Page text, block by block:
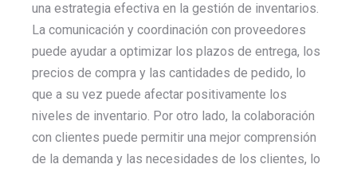
una estrategia efectiva en la gestión de inventarios.
La comunicación y coordinación con proveedores
puede ayudar a optimizar los plazos de entrega, los
precios de compra y las cantidades de pedido, lo
que a su vez puede afectar positivamente los
niveles de inventario. Por otro lado, la colaboración
con clientes puede permitir una mejor comprensión
de la demanda y las necesidades de los clientes, lo